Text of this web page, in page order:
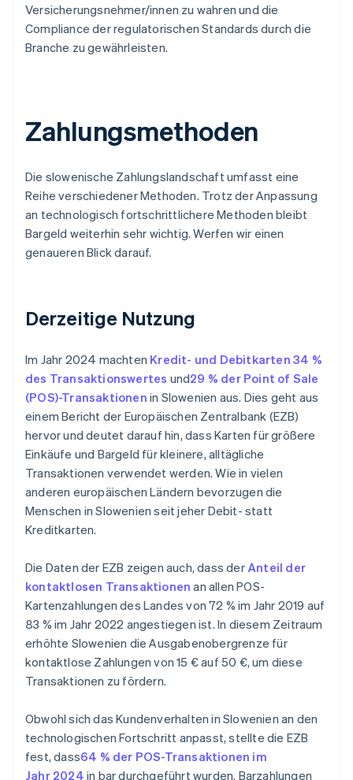
Versicherungsnehmer/innen zu wahren und die
Compliance der regulatorischen Standards durch die
Branche zu gewährleisten.
Zahlungsmethoden
Die slowenische Zahlungslandschaft umfasst eine
Reihe verschiedener Methoden. Trotz der Anpassung
an technologisch fortschrittlichere Methoden bleibt
Bargeld weiterhin sehr wichtig. Werfen wir einen
genaueren Blick darauf.
Derzeitige Nutzung
Im Jahr 2024 machten Kredit- und Debitkarten 34 %
des Transaktionswertes und29 % der Point of Sale
(POS)-Transaktionen in Slowenien aus. Dies geht aus
einem Bericht der Europäischen Zentralbank (EZB)
hervor und deutet darauf hin, dass Karten für größere
Einkäufe und Bargeld für kleinere, alltägliche
Transaktionen verwendet werden. Wie in vielen
anderen europäischen Ländern bevorzugen die
Menschen in Slowenien seit jeher Debit- statt
Kreditkarten.
Die Daten der EZB zeigen auch, dass derAnteil der
kontaktlosen Transaktionen an allen POS-
Kartenzahlungen des Landes von 72 % im Jahr 2019 auf
83 % im Jahr 2022 angestiegen ist. In diesem Zeitraum
erhöhte Slowenien die Ausgabenobergrenze für
kontaktlose Zahlungen von 15 € auf 50 €, um diese
Transaktionen zu fördern.
Obwohl sich das Kundenverhalten in Slowenien an den
technologischen Fortschritt anpasst, stellte die EZB
fest, dass64 % der POS-Transaktionen im
Jahr 2024 in bar durchgeführt wurden. Barzahlungen